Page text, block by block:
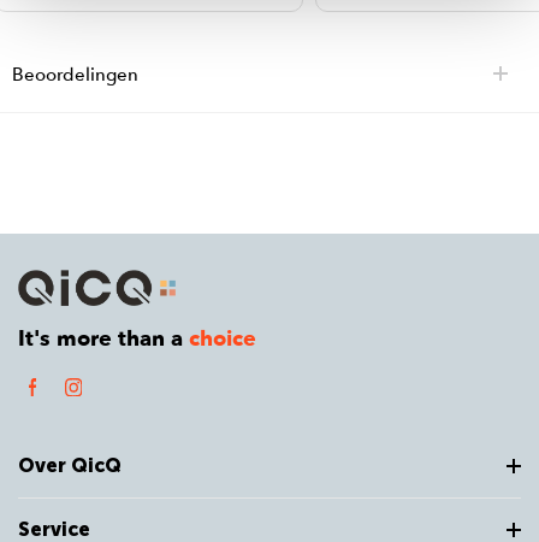
Beoordelingen
It's more than a choice
Over QicQ
Service